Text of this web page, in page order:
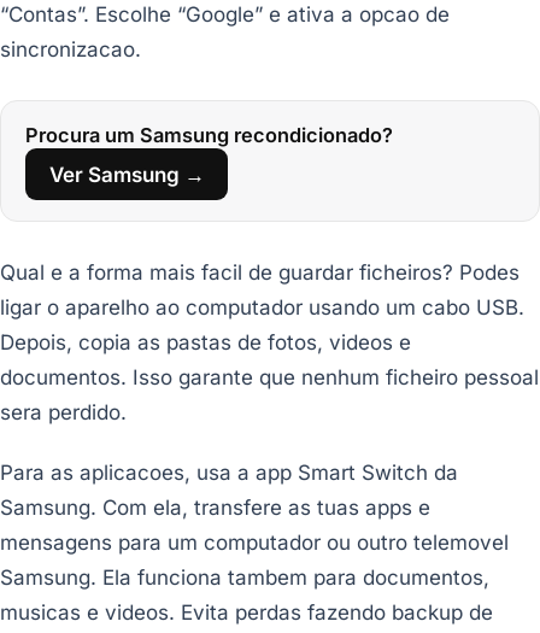
“Contas”. Escolhe “Google” e ativa a opcao de
sincronizacao.
Procura um Samsung recondicionado?
Ver Samsung →
Qual e a forma mais facil de guardar ficheiros? Podes
ligar o aparelho ao computador usando um cabo USB.
Depois, copia as pastas de fotos, videos e
documentos. Isso garante que nenhum ficheiro pessoal
sera perdido.
Para as aplicacoes, usa a app Smart Switch da
Samsung. Com ela, transfere as tuas apps e
mensagens para um computador ou outro telemovel
Samsung. Ela funciona tambem para documentos,
musicas e videos. Evita perdas fazendo backup de